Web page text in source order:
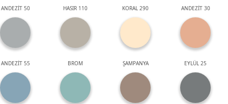
ANDEZİT 50 HASIR 110 KORAL 290 ANDEZİT 30
ANDEZİT 55 BROM ŞAMPANYA EYLÜL 25